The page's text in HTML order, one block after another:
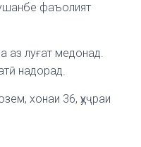
фаъолият
аз луғат медонад.
надорад.
хонаи 36, ҳуҷраи